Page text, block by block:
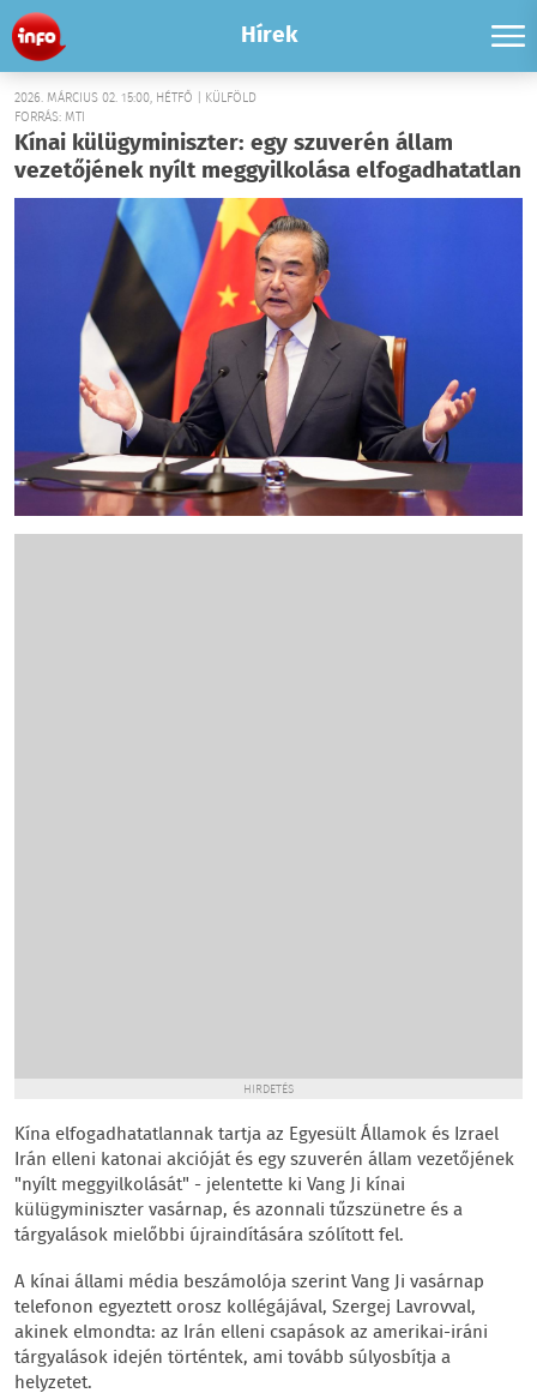
Hírek
2026. MÁRCIUS 02. 15:00, HÉTFŐ | KÜLFÖLD
FORRÁS: MTI
Kínai külügyminiszter: egy szuverén állam
vezetőjének nyílt meggyilkolása elfogadhatatlan
HIRDETÉS
Kína elfogadhatatlannak tartja az Egyesült Államok és Izrael
Irán elleni katonai akcióját és egy szuverén állam vezetőjének
"nyílt meggyilkolását" - jelentette ki Vang Ji kínai
külügyminiszter vasárnap, és azonnali tűzszünetre és a
tárgyalások mielőbbi újraindítására szólított fel.
A kínai állami média beszámolója szerint Vang Ji vasárnap
telefonon egyeztett orosz kollégájával, Szergej Lavrovval,
akinek elmondta: az Irán elleni csapások az amerikai-iráni
tárgyalások idején történtek, ami tovább súlyosbítja a
helyzetet.